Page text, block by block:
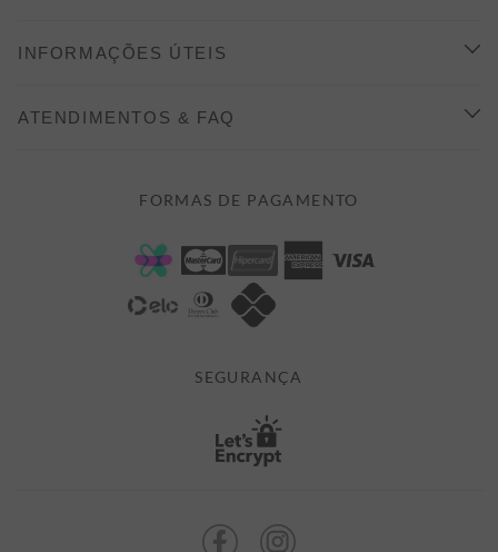
CONHEÇA A ALEATORY
INFORMAÇÕES ÚTEIS
FORMAS DE PAGAMENTO
POLÍTICA DE PRIVACIDADE
ATENDIMENTOS & FAQ
ATENDIMENTO@ALEATORYSTORE.COM.BR
FORMAS DE PAGAMENTO
SEGURANÇA